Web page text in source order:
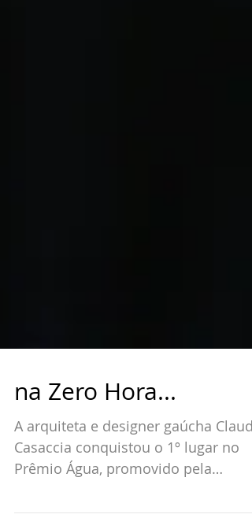
na Zero Hora...
A arquiteta e designer gaúcha
Casaccia conquistou o 1º lugar no
Biblioteca do Joalheiro em Porto